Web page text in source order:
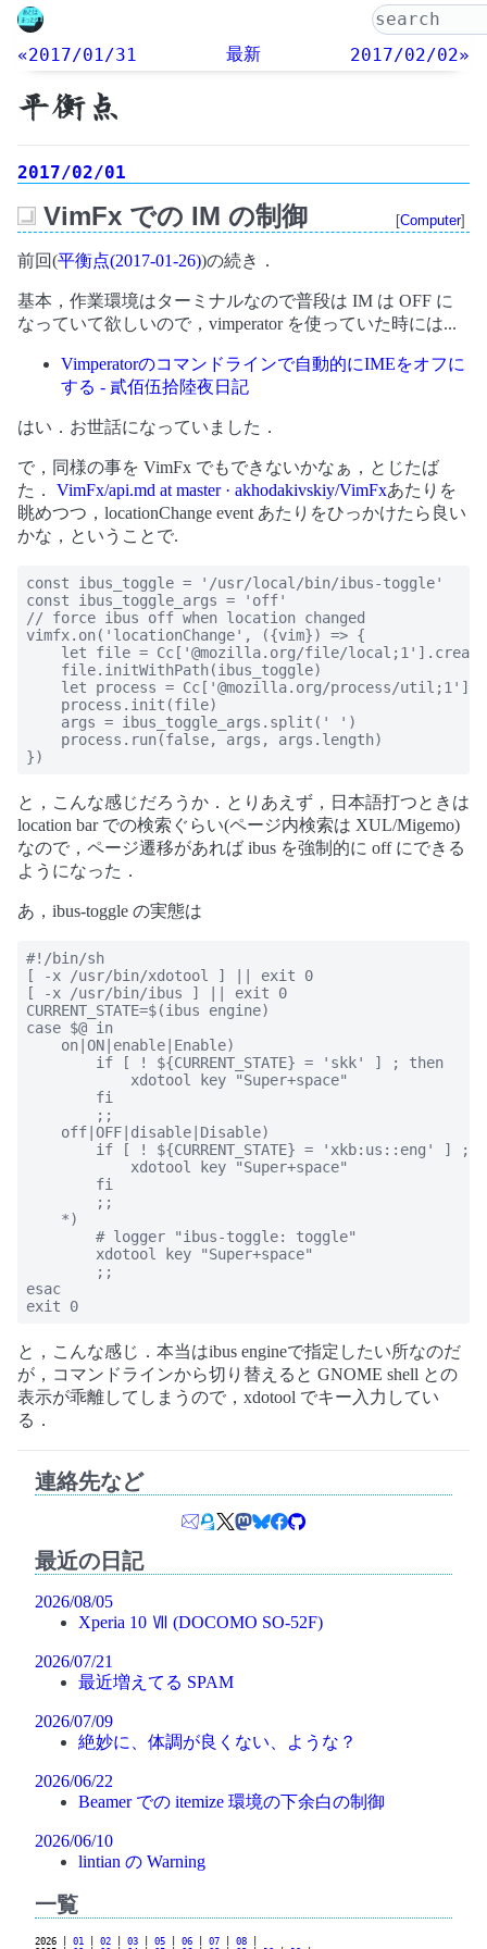
«2017/01/31 最新 2017/02/02»
平衡点
2017/02/01
VimFx での IM の制御 [Computer]
前回(平衡点(2017-01-26))の続き．
基本，作業環境はターミナルなので普段は IM は OFF に
なっていて欲しいので，vimperator を使っていた時には...
Vimperatorのコマンドラインで自動的にIMEをオフに
する - 貳佰伍拾陸夜日記
はい．お世話になっていました．
で，同様の事を VimFx でもできないかなぁ，とじたば
た． VimFx/api.md at master · akhodakivskiy/VimFxあたりを
眺めつつ，locationChange event あたりをひっかけたら良い
かな，ということで.
const ibus_toggle = '/usr/local/bin/ibus-toggle'
const ibus_toggle_args = 'off'
// force ibus off when location changed
vimfx.on('locationChange', ({vim}) => {
let file = Cc['@mozilla.org/file/
    file.initWithPath(ibus_toggle)
let process = Cc['@mozilla.org/process/
    process.init(file)
    args = ibus_toggle_args.split(' ')
    process.run(false, args, args.length)
})
と，こんな感じだろうか．とりあえず，日本語打つときは
location bar での検索ぐらい(ページ内検索は XUL/Migemo)
なので，ページ遷移があれば ibus を強制的に off にできる
ようになった．
あ，ibus-toggle の実態は
#!/bin/sh
[ -x /usr/bin/xdotool ] || exit 0
[ -x /usr/bin/ibus ] || exit 0
CURRENT_STATE=$(ibus engine)
case $@ in
    on|ON|enable|Enable)
        if [ ! ${CURRENT_STATE} = 'skk' ] ; then
            xdotool key "Super+space"
        fi
        ;;
    off|OFF|disable|Disable)
if [ ! ${CURRENT_STATE} = 'xkb:us::eng' ] ;
            xdotool key "Super+space"
        fi
        ;;
    *)
        # logger "ibus-toggle: toggle"
        xdotool key "Super+space"
        ;;
esac
exit 0
と，こんな感じ．本当はibus engineで指定したい所なのだ
が，コマンドラインから切り替えると GNOME shell との
表示が乖離してしまうので，xdotool でキー入力してい
る．
連絡先など
最近の日記
2026/08/05
Xperia 10 Ⅶ (DOCOMO SO-52F)
2026/07/21
最近増えてる SPAM
2026/07/09
絶妙に、体調が良くない、ような？
2026/06/22
Beamer での itemize 環境の下余白の制御
2026/06/10
lintian の Warning
一覧
2026 | 01 02 03 05 06 07 08